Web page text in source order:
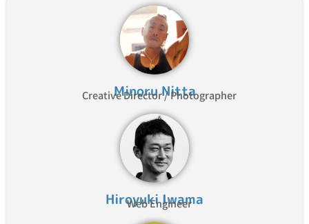
Minoru Nitta
Creative Director / Photographer
Hiroyuki Iwama
Web Engineer